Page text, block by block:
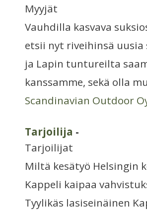
Myyjät
Vauhdilla kasvava
etsii nyt riveihinsä
ja Lapin tuntureilta
kanssamme, sekä olla
Scandinavian Outdoor
Tarjoilija -
Tarjoilijat
Miltä kesätyö Helsingin
Kappeli kaipaa
Tyylikäs lasiseinäinen